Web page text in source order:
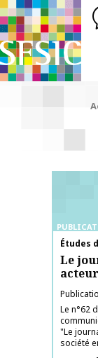
SFSIC Société
Études
Le
Le n°62
"Le
société